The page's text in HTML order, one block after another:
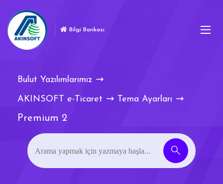
Bilgi Bankası
Bulut Yazılımlarımız
AKINSOFT e-Ticaret Tema Ayarları
Premium 2